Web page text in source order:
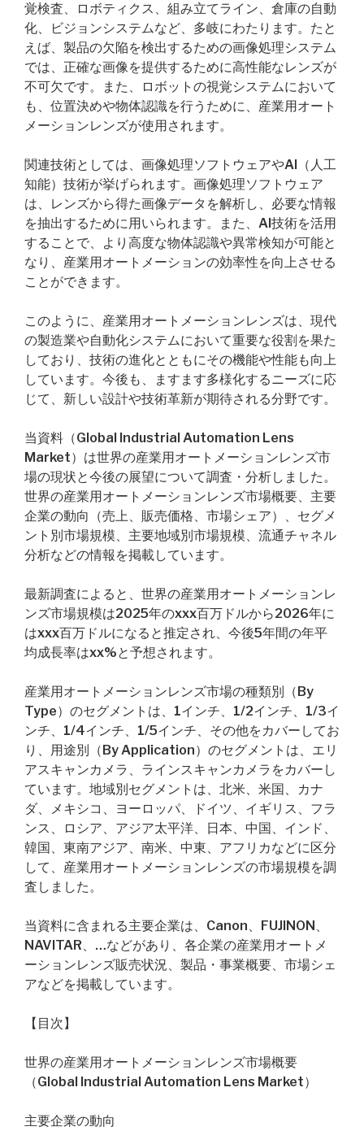
覚検査、ロボティクス、組み立てライン、倉庫の自動
化、ビジョンシステムなど、多岐にわたります。たと
えば、製品の欠陥を検出するための画像処理システム
では、正確な画像を提供するために高性能なレンズが
不可欠です。また、ロボットの視覚システムにおいて
も、位置決めや物体認識を行うために、産業用オート
メーションレンズが使用されます。
関連技術としては、画像処理ソフトウェアやAI（人工
知能）技術が挙げられます。画像処理ソフトウェア
は、レンズから得た画像データを解析し、必要な情報
を抽出するために用いられます。また、AI技術を活用
することで、より高度な物体認識や異常検知が可能と
なり、産業用オートメーションの効率性を向上させる
ことができます。
このように、産業用オートメーションレンズは、現代
の製造業や自動化システムにおいて重要な役割を果た
しており、技術の進化とともにその機能や性能も向上
しています。今後も、ますます多様化するニーズに応
じて、新しい設計や技術革新が期待される分野です。
当資料（Global Industrial Automation Lens
Market）は世界の産業用オートメーションレンズ市
場の現状と今後の展望について調査・分析しました。
世界の産業用オートメーションレンズ市場概要、主要
企業の動向（売上、販売価格、市場シェア）、セグメ
ント別市場規模、主要地域別市場規模、流通チャネル
分析などの情報を掲載しています。
最新調査によると、世界の産業用オートメーションレ
ンズ市場規模は2025年のxxx百万ドルから2026年に
はxxx百万ドルになると推定され、今後5年間の年平
均成長率はxx%と予想されます。
産業用オートメーションレンズ市場の種類別（By
Type）のセグメントは、1インチ、1/2インチ、1/3イ
ンチ、1/4インチ、1/5インチ、その他をカバーしてお
り、用途別（By Application）のセグメントは、エリ
アスキャンカメラ、ラインスキャンカメラをカバーし
ています。地域別セグメントは、北米、米国、カナ
ダ、メキシコ、ヨーロッパ、ドイツ、イギリス、フラ
ンス、ロシア、アジア太平洋、日本、中国、インド、
韓国、東南アジア、南米、中東、アフリカなどに区分
して、産業用オートメーションレンズの市場規模を調
査しました。
当資料に含まれる主要企業は、Canon、FUJINON、
NAVITAR、…などがあり、各企業の産業用オートメ
ーションレンズ販売状況、製品・事業概要、市場シェ
アなどを掲載しています。
【目次】
世界の産業用オートメーションレンズ市場概要
（Global Industrial Automation Lens Market）
主要企業の動向